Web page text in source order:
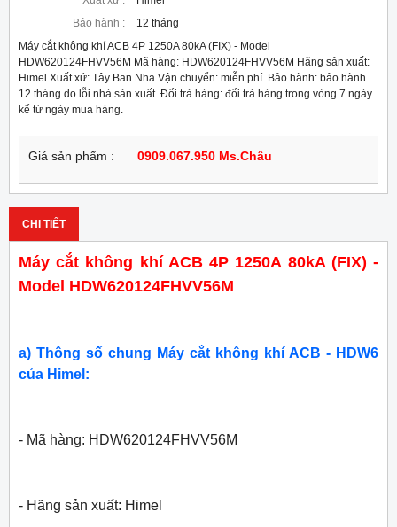
Bảo hành :
12 tháng
Máy cắt không khí ACB 4P 1250A 80kA (FIX) - Model
HDW620124FHVV56M Mã hàng: HDW620124FHVV56M Hãng sản xuất:
Himel Xuất xứ: Tây Ban Nha Vận chuyển: miễn phí. Bảo hành: bảo hành
12 tháng do lỗi nhà sản xuất. Đổi trả hàng: đổi trả hàng trong vòng 7 ngày
kể từ ngày mua hàng.
Giá sản phẩm : 0909.067.950 Ms.Châu
CHI TIẾT
Máy cắt không khí ACB 4P 1250A 80kA (FIX) -
Model HDW620124FHVV56M
a) Thông số chung Máy cắt không khí ACB - HDW6
của Himel:
- Mã hàng: HDW620124FHVV56M
- Hãng sản xuất: Himel